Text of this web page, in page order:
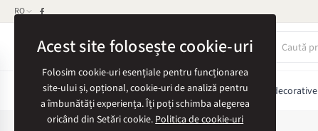
Acest site folosește cookie-uri
Folosim cookie-uri esențiale pentru funcționarea
site-ului și, opțional, cookie-uri de analiză pentru
a îmbunătăți experiența. Îți poți schimba alegerea
oricând din Setări cookie.Politica de cookie-uri
RO
AV CONSTRUCTION
Toate produsele Gresie & Faianță Elemente decorative